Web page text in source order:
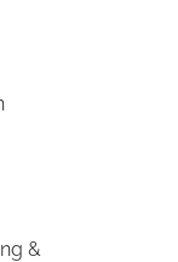
&